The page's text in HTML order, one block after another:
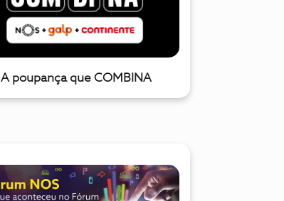
A poupança que COMBINA